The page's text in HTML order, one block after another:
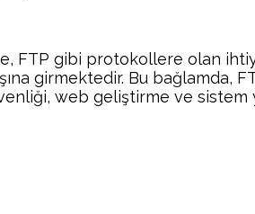
FTP gibi protokollere olan
girmektedir. Bu bağlamda,
web geliştirme ve sistem